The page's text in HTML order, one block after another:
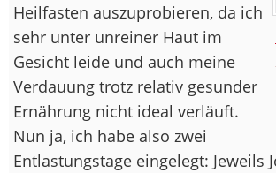
Heilfasten auszuprobieren, da ich
sehr unter unreiner Haut im
Gesicht leide und auch meine
Verdauung trotz relativ gesunder
Ernährung nicht ideal verläuft.
Nun ja, ich habe also zwei
Entlastungstage eingelegt: Jeweils